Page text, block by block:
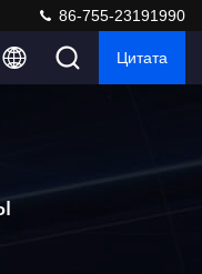
86-755-23191990
Цитата